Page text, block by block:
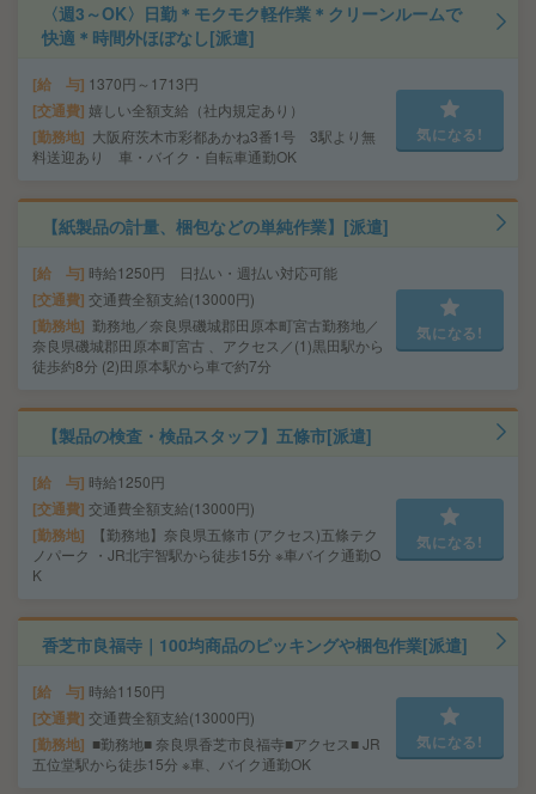
〈週3～OK〉日勤＊モクモク軽作業＊クリーンルームで
快適＊時間外ほぼなし[派遣]
給 与 1370円～1713円
交通費 嬉しい全額支給（社内規定あり）
勤務地
大阪府茨木市彩都あかね3番1号 3駅より無
料送迎あり 車・バイク・自転車通勤OK
気になる!
【紙製品の計量、梱包などの単純作業】[派遣]
給 与 時給1250円 日払い・週払い対応可能
交通費 交通費全額支給(13000円)
勤務地 勤務地／奈良県磯城郡田原本町宮古勤務地／
奈良県磯城郡田原本町宮古 、アクセス／(1)黒田駅から
徒歩約8分 (2)田原本駅から車で約7分
気になる!
【製品の検査・検品スタッフ】五條市[派遣]
給 与 時給1250円
交通費 交通費全額支給(13000円)
勤務地
【勤務地】奈良県五條市 (アクセス)五條テク
ノパーク ・JR北宇智駅から徒歩15分 ※車バイク通勤O
K
気になる!
香芝市良福寺｜100均商品のピッキングや梱包作業[派遣]
給 与 時給1150円
交通費 交通費全額支給(13000円)
勤務地
■勤務地■ 奈良県香芝市良福寺■アクセス■ JR
五位堂駅から徒歩15分 ※車、バイク通勤OK
気になる!